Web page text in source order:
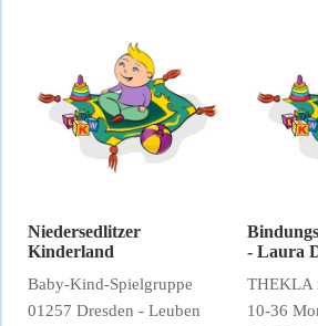
Niedersedlitzer
Kinderland
Baby-Kind-Spielgruppe
01257 Dresden - Leuben
- Laura
THEKLA
10-36